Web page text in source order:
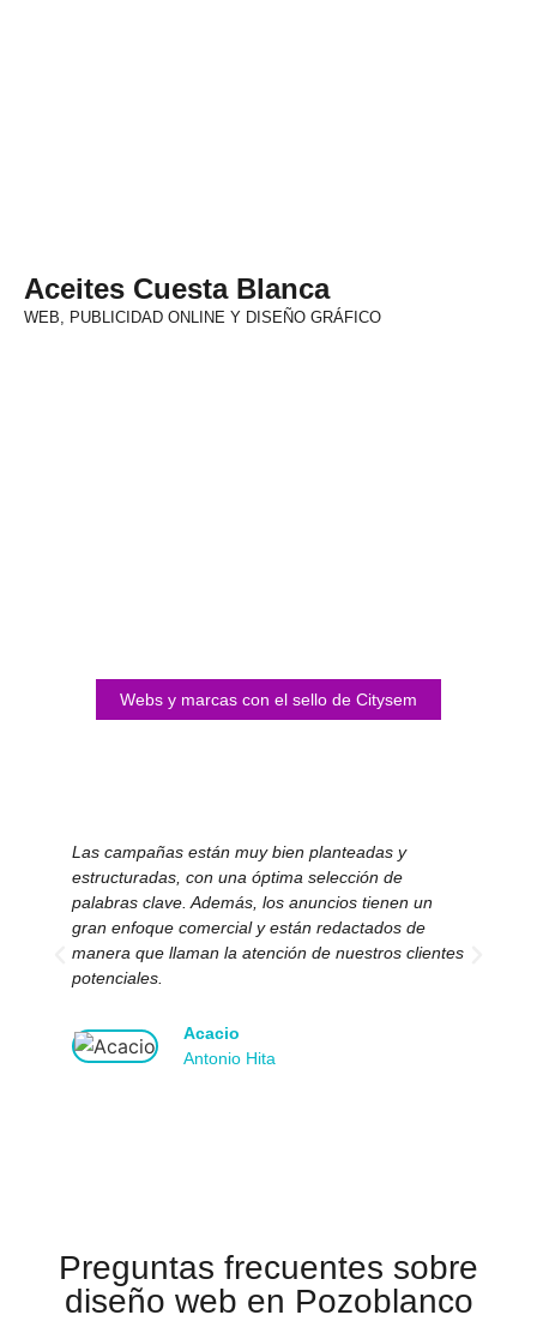
Aceites Cuesta Blanca
WEB, PUBLICIDAD ONLINE Y DISEÑO GRÁFICO
Webs y marcas con el sello de Citysem
Las campañas están muy bien planteadas y
estructuradas, con una óptima selección de
palabras clave. Además, los anuncios tienen un
gran enfoque comercial y están redactados de
manera que llaman la atención de nuestros clientes
potenciales.
Acacio
Antonio Hita
Preguntas frecuentes sobre
diseño web en Pozoblanco